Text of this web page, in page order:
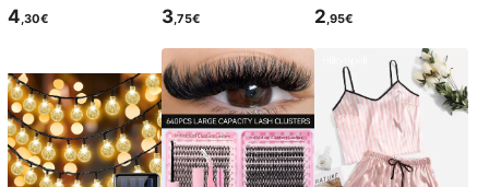
4,30€ 3,75€ 2,95€